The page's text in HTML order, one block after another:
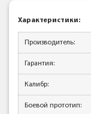
Характеристики:
Производитель:
Гарантия:
Калибр:
Боевой прототип: